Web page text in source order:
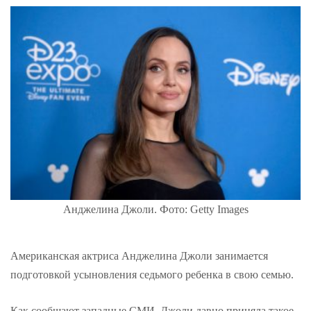
Анджелина Джоли. Фото: Getty Images
Американская актриса Анджелина Джоли занимается
подготовкой усыновления седьмого ребенка в свою семью.